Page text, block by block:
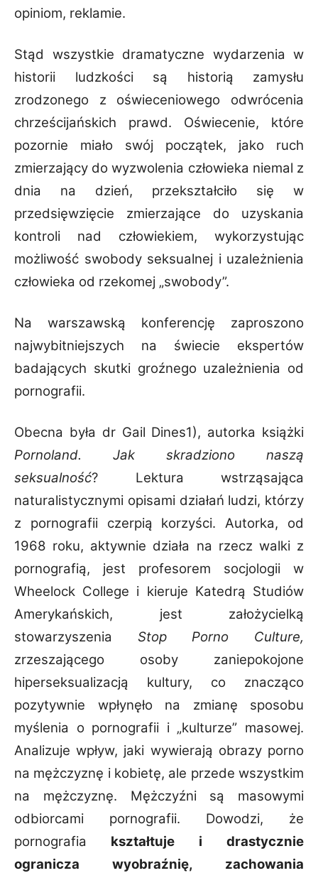
opiniom, reklamie.
Stąd wszystkie dramatyczne wydarzenia w
historii ludzkości są historią zamysłu
zrodzonego z oświeceniowego odwrócenia
chrześcijańskich prawd. Oświecenie, które
pozornie miało swój początek, jako ruch
zmierzający do wyzwolenia człowieka niemal z
dnia na dzień, przekształciło się w
przedsięwzięcie zmierzające do uzyskania
kontroli nad człowiekiem, wykorzystując
możliwość swobody seksualnej i uzależnienia
człowieka od rzekomej „swobody”.
Na warszawską konferencję zaproszono
najwybitniejszych na świecie ekspertów
badających skutki groźnego uzależnienia od
pornografii.
Obecna była dr Gail Dines1), autorka książki
Pornoland. Jak skradziono naszą
seksualność? Lektura wstrząsająca
naturalistycznymi opisami działań ludzi, którzy
z pornografii czerpią korzyści. Autorka, od
1968 roku, aktywnie działa na rzecz walki z
pornografią, jest profesorem socjologii w
Wheelock College i kieruje Katedrą Studiów
Amerykańskich, jest założycielką
stowarzyszenia Stop Porno Culture,
zrzeszającego osoby zaniepokojone
hiperseksualizacją kultury, co znacząco
pozytywnie wpłynęło na zmianę sposobu
myślenia o pornografii i „kulturze” masowej.
Analizuje wpływ, jaki wywierają obrazy porno
na mężczyznę i kobietę, ale przede wszystkim
na mężczyznę. Mężczyźni są masowymi
odbiorcami pornografii. Dowodzi, że
pornografia kształtuje i
drastycznie
ogranicza wyobraźnię, zachowania